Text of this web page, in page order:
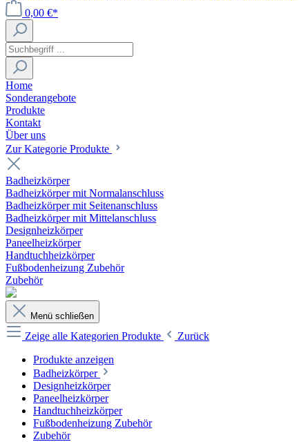
0,00 €*
Home
Sonderangebote
Produkte
Kontakt
Über uns
Zur Kategorie Produkte
Badheizkörper
Badheizkörper mit Normalanschluss
Badheizkörper mit Seitenanschluss
Badheizkörper mit Mittelanschluss
Designheizkörper
Paneelheizkörper
Handtuchheizkörper
Fußbodenheizung Zubehör
Zubehör
Menü schließen
Zeige alle Kategorien Produkte
Zurück
Produkte anzeigen
Badheizkörper
Designheizkörper
Paneelheizkörper
Handtuchheizkörper
Fußbodenheizung Zubehör
Zubehör